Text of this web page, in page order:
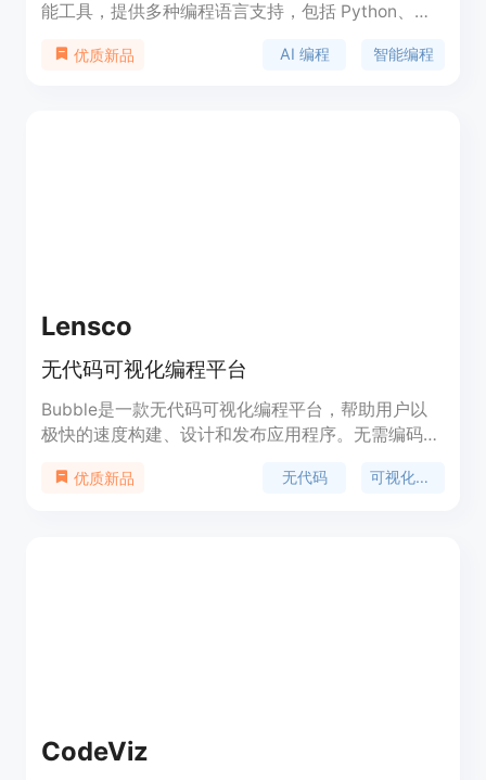
能工具，提供多种编程语言支持，包括 Python、
插件的形式为用户提供智能编程服务，帮助用户在日
优质新品 AI 编程 智能编程
Lensco
无代码可视化编程平台
Bubble是一款无代码可视化编程平台，帮助用户以
极快的速度构建、设计和发布应用程序。无需编码，
Bubble快速搭建应用程序。Bubble提供响应式设
优质新品 无代码 可视化编程
CodeViz